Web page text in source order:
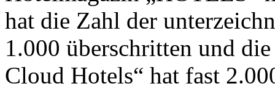
hat die Zahl der
1.000 überschritten und
Cloud Hotels“ hat fast